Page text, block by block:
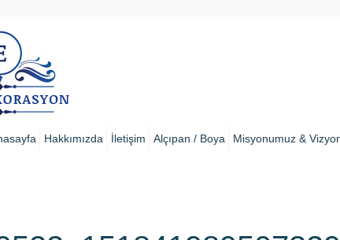
Hakkımızda İletişim Alçıpan / Boya Misyonumuz &